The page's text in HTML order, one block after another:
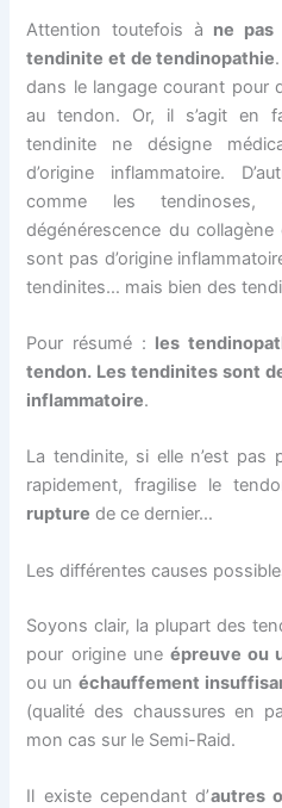
Attention toutefois à ne pas
tendinite et de tendinopathie
dans le langage courant pour
au tendon. Or, il s’agit en
tendinite ne désigne
d’origine inflammatoire.
comme les
dégénérescence du
sont pas d’origine
tendinites… mais bien des
Pour résumé : les
tendon. Les tendinites sont
inflammatoire.
La tendinite, si elle n’est pas
rapidement, fragilise le
rupture de ce dernier…
Les différentes causes
Soyons clair, la plupart des
pour origine une épreuve ou
ou unéchauffement
(qualité des chaussures en
mon cas sur le Semi-Raid.
Il existe cependant d’autres